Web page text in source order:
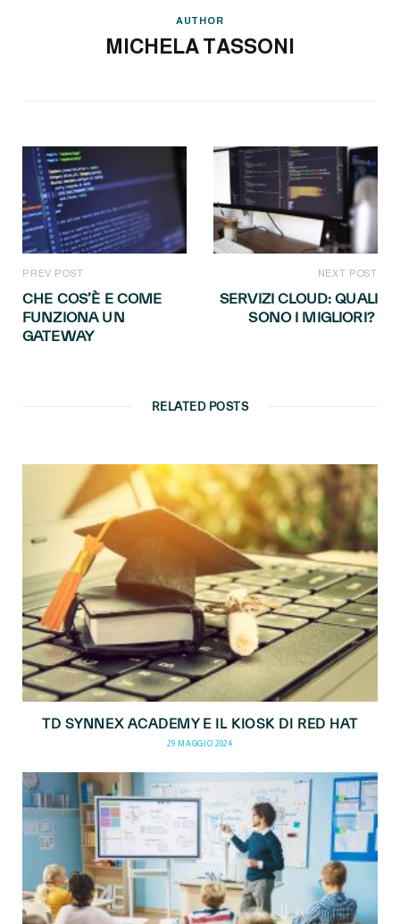
AUTHOR
MICHELA TASSONI
PREV POST
CHE COS’È E COME
FUNZIONA UN
GATEWAY
NEXT POST
SERVIZI CLOUD: QUALI
SONO I MIGLIORI?
RELATED POSTS
TD SYNNEX ACADEMY E IL KIOSK DI RED HAT
29 MAGGIO 2024